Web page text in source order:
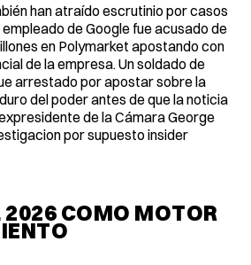
han atraído escrutinio por casos
de Google fue acusado de
en Polymarket apostando con
de la empresa. Un soldado de
arrestado por apostar sobre la
del poder antes de que la noticia
de la Cámara George
por supuesto insider
2026 COMO MOTOR